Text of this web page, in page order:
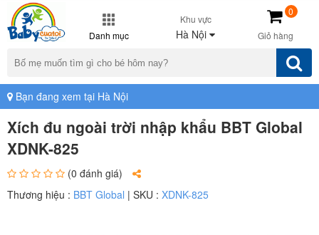
Danh mục
Khu vực
Hà Nội Giỏ hàng
0
Bạn đang xem tại Hà Nội
Xích đu ngoài trời nhập khẩu BBT Global
XDNK-825
(0 đánh giá)
Thương hiệu : BBT Global | SKU : XDNK-825